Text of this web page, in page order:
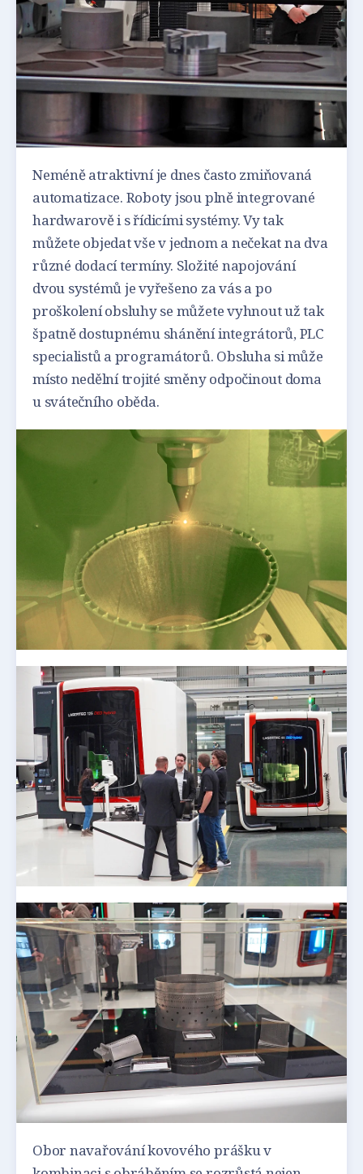
Neméně atraktivní je dnes často zmiňovaná
automatizace. Roboty jsou plně integrované
hardwarově i s řídicími systémy. Vy tak
můžete objedat vše v jednom a nečekat na dva
různé dodací termíny. Složité napojování
dvou systémů je vyřešeno za vás a po
proškolení obsluhy se můžete vyhnout už tak
špatně dostupnému shánění integrátorů, PLC
specialistů a programátorů. Obsluha si může
místo nedělní trojité směny odpočinout doma
u svátečního oběda.
Obor navařování kovového prášku v